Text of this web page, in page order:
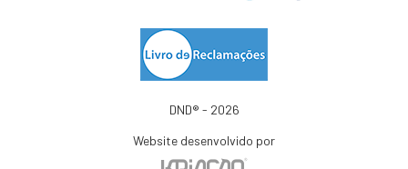
DND® - 2026
Website desenvolvido por